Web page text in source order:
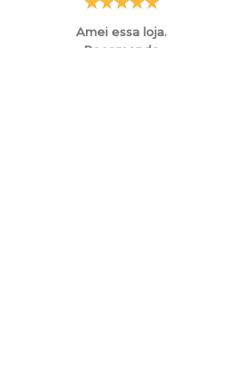
Amei essa loja.
Recomendo